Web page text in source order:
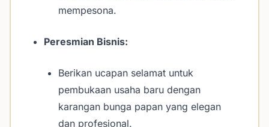
mempesona.
Peresmian Bisnis:
Berikan ucapan selamat untuk
pembukaan usaha baru dengan
karangan bunga papan yang elegan
dan profesional.